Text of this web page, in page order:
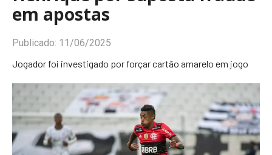
em apostas
Publicado: 11/06/2025
Jogador foi investigado por forçar cartão amarelo em jogo